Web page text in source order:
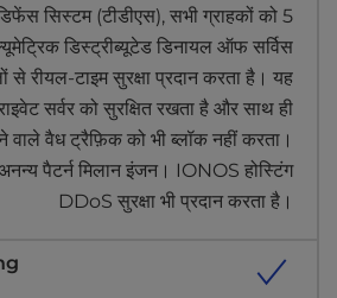
सिस्टम (टीडीएस), सभी ग्राहकों को 5
डिस्ट्रीब्यूटेड डिनायल ऑफ सर्विस
से रीयल-टाइम सुरक्षा प्रदान करता है। यह
सर्वर को सुरक्षित रखता है और साथ ही
वैध ट्रैफ़िक को भी ब्लॉक नहीं करता।
पैटर्न मिलान इंजन। IONOS होस्टिंग
DDoS सुरक्षा भी प्रदान करता है।